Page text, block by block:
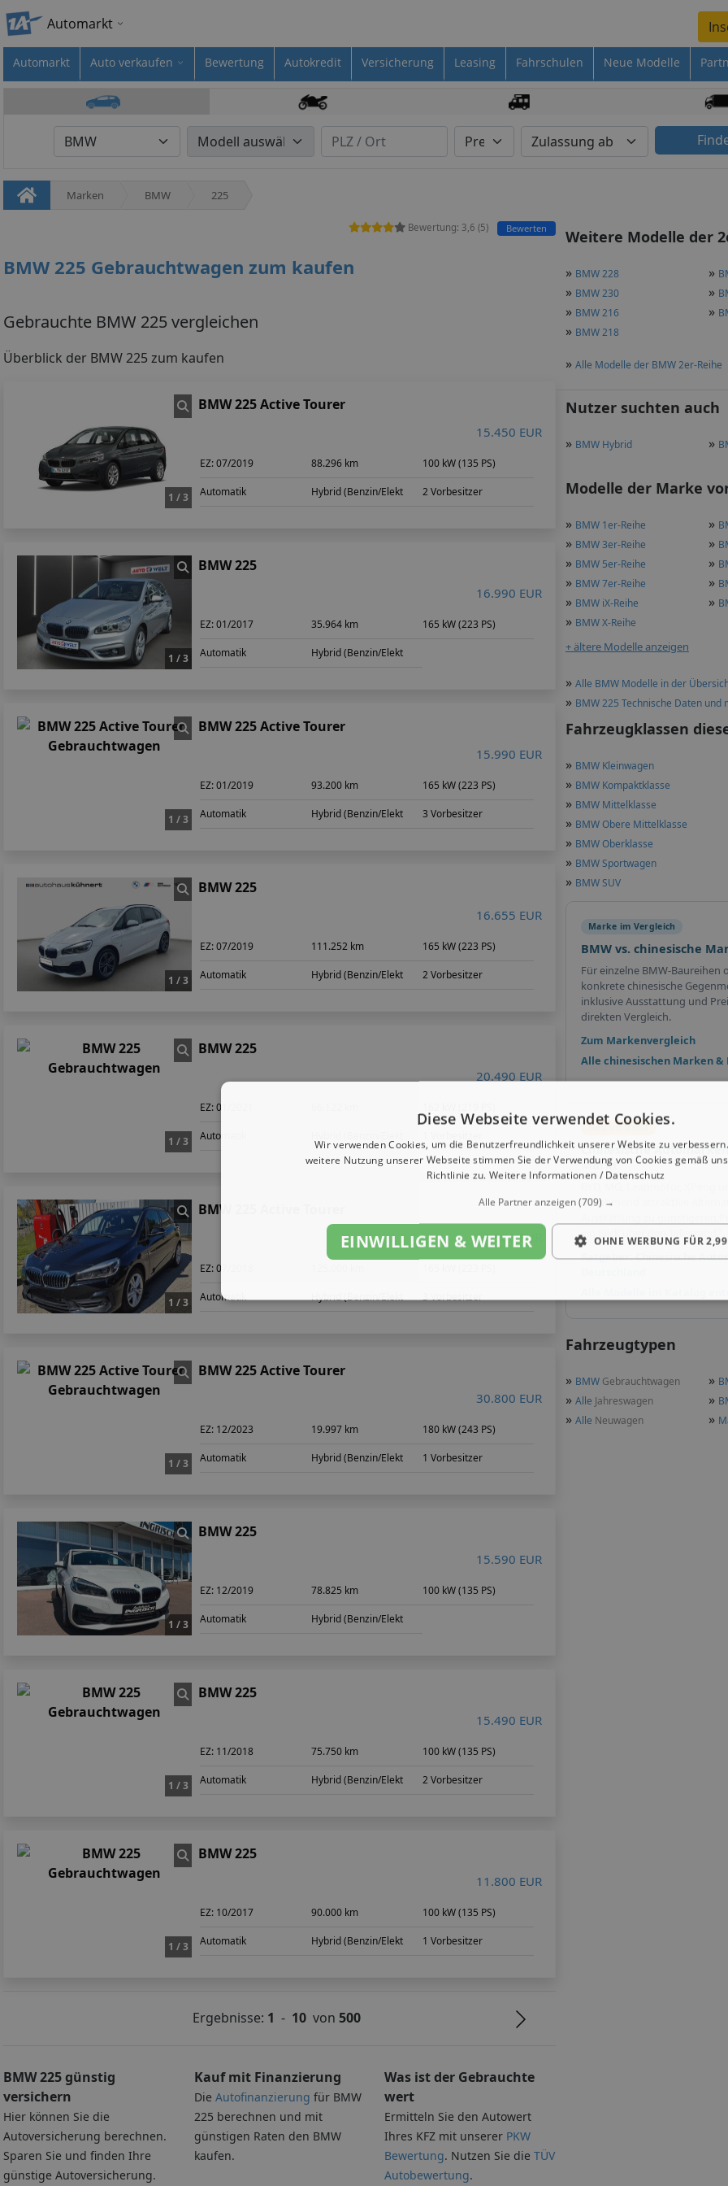
Automarkt
Automarkt Auto verkaufen Bewertung Autokredit Versicherung Leasing Fahrschulen Neue Modelle
Marken BMW 225
Weitere Modelle der
» BMW 228 »
» BMW 230 »
» BMW 216 »
» BMW 218
» Alle Modelle der BMW 2er-Reihe
Nutzer suchten auch
» BMW Hybrid »
Modelle der Marke
» BMW 1er-Reihe »
» BMW 3er-Reihe »
» BMW 5er-Reihe »
» BMW 7er-Reihe »
» BMW iX-Reihe »
» BMW X-Reihe
+ ältere Modelle anzeigen
» Alle BMW Modelle in der
» BMW 225 Technische Daten und
Fahrzeugklassen
» BMW Kleinwagen
» BMW Kompaktklasse
» BMW Mittelklasse
» BMW Obere Mittelklasse
» BMW Oberklasse
» BMW Sportwagen
» BMW SUV
Marke im Vergleich
BMW vs. chinesische
Für einzelne BMW-Baureihen
konkrete chinesische
inklusive Ausstattung und
direkten Vergleich.
Zum Markenvergleich
Alle chinesischen Marken &
Neu im Trend
Chinesische
Markt
zunehmend attraktive
ein Blick über den Tellerrand?
Ratgeber: Chinesische
Fahrzeugtypen
» BMW Gebrauchtwagen »
» Alle Jahreswagen »
» Alle Neuwagen »
Bewertung: 3,6 (5) Bewerten
BMW 225 Gebrauchtwagen zum kaufen
Gebrauchte BMW 225 vergleichen
Überblick der BMW 225 zum kaufen
1 / 3
BMW 225 Active Tourer
15.450 EUR
EZ:07/2019 88.296 km 100 kW (135 PS)
Automatik Hybrid (Benzin/Elekt 2 Vorbesitzer
1 / 3
BMW 225
16.990 EUR
EZ:01/2017 35.964 km 165 kW (223 PS)
Automatik Hybrid (Benzin/Elekt
1 / 3
BMW 225 Active Tourer
15.990 EUR
EZ:01/2019 93.200 km 165 kW (223 PS)
Automatik Hybrid (Benzin/Elekt 3 Vorbesitzer
1 / 3
BMW 225
16.655 EUR
EZ:07/2019 111.252 km 165 kW (223 PS)
Automatik Hybrid (Benzin/Elekt 2 Vorbesitzer
1 / 3
BMW 225
20.490 EUR
EZ:01/2021
Automatik
1 / 3
BMW 225 Active Tourer
11.500 EUR
EZ:07/2018
Automatik Hybrid (Benzin/Elekt 3 Vorbesitzer
1 / 3
BMW 225 Active Tourer
30.800 EUR
EZ: 12/2023 19.997 km 180 kW (243 PS)
Automatik Hybrid (Benzin/Elekt 1 Vorbesitzer
1 / 3
BMW 225
15.590 EUR
EZ: 12/2019 78.825 km 100 kW (135 PS)
Automatik Hybrid (Benzin/Elekt
1 / 3
BMW 225
15.490 EUR
EZ: 11/2018 75.750 km 100 kW (135 PS)
Automatik Hybrid (Benzin/Elekt 2 Vorbesitzer
1 / 3
BMW 225
11.800 EUR
EZ: 10/2017 90.000 km 100 kW (135 PS)
Automatik Hybrid (Benzin/Elekt 1 Vorbesitzer
Ergebnisse: 1 - 10von 500
BMW 225 günstig
versichern
Hier können Sie die
Autoversicherung berechnen.
Sparen Sie und finden Ihre
günstige Autoversicherung.
Kauf mit Finanzierung
Die Autofinanzierung für BMW
225 berechnen und mit
günstigen Raten den BMW
kaufen.
Was ist der Gebrauchte
wert
Ermitteln Sie den Autowert
Ihres KFZ mit unserer PKW
Bewertung. Nutzen Sie dieTÜV
Autobewertung.
Diese Webseite verwendet Cookies.
Wir verwenden Cookies, um die Benutzerfreundlichkeit unserer Website zu
weitere Nutzung unserer Webseite stimmen Sie der Verwendung von Cookies gemäß
Richtlinie zu. Weitere Informationen / Datenschutz
Alle Partner anzeigen(709) →
EINWILLIGEN & WEITER OHNE WERBUNG FÜR